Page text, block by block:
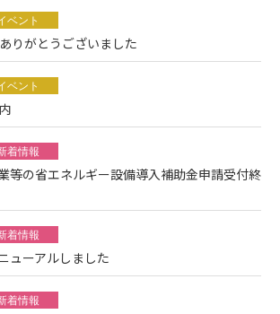
りがとうございました
等の省エネルギー設備導入補助金申請受付終
ューアルしました